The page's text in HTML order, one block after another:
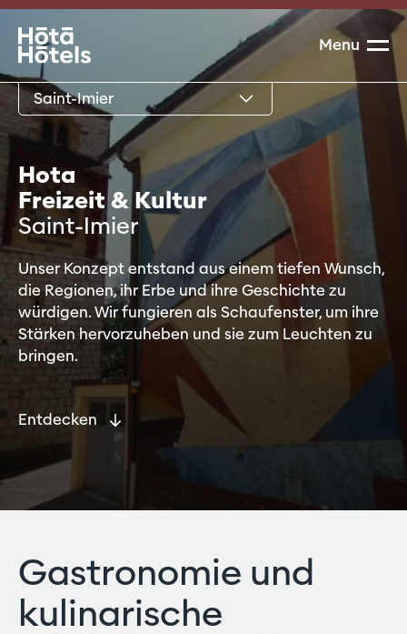
Saint-Imier
H ota
Freizeit & Kultur
Saint- mier
Unser Konzept entstand aus einem tiefen Wunsch,
die Regionen, ihr Erbe und ihre Geschichte zu
würdigen. Wir fungieren als Schaufenster, um ihre
Stärken hervorzuheben und sie zum Leuchten zu
bringen.
Entdecken
Menu
Gastronomie und
kulinarische